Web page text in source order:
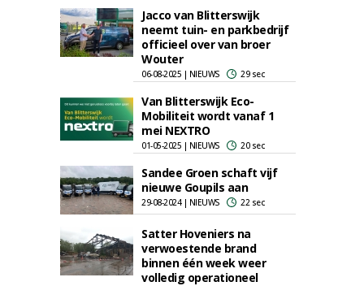
Jacco van Blitterswijk
neemt tuin- en parkbedrijf
officieel over van broer
Wouter
06-08-2025 | NIEUWS 29 sec
Van Blitterswijk Eco-
Mobiliteit wordt vanaf 1
mei NEXTRO
01-05-2025 | NIEUWS 20 sec
Sandee Groen schaft vijf
nieuwe Goupils aan
29-08-2024 | NIEUWS 22 sec
Satter Hoveniers na
verwoestende brand
binnen één week weer
volledig operationeel